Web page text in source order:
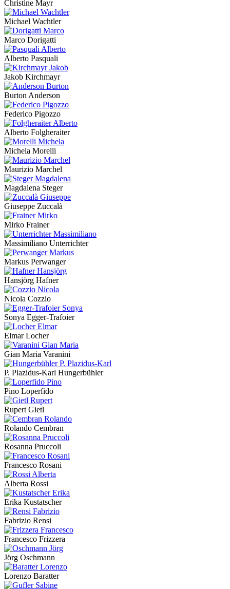
Christine Mayr
Michael Wachtler
Marco Dorigatti
Alberto Pasquali
Jakob Kirchmayr
Burton Anderson
Federico Pigozzo
Alberto Folgheraiter
Michela Morelli
Maurizio Marchel
Magdalena Steger
Giuseppe Zuccalà
Mirko Frainer
Massimiliano Unterrichter
Markus Perwanger
Hansjörg Hafner
Nicola Cozzio
Sonya Egger-Trafoier
Elmar Locher
Gian Maria Varanini
P. Plazidus-Karl Hungerbühler
Pino Loperfido
Rupert Gietl
Rolando Cembran
Rosanna Pruccoli
Francesco Rosani
Alberta Rossi
Erika Kustatscher
Fabrizio Rensi
Francesco Frizzera
Jörg Oschmann
Lorenzo Baratter